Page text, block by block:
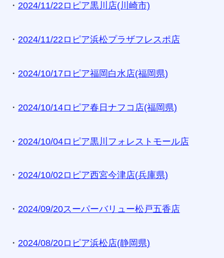
・ 2024/11/22ロピア黒川店(川崎市)
・ 2024/11/22ロピア浜松プラザフレスポ店
・ 2024/10/17ロピア福岡白水店(福岡県)
・ 2024/10/14ロピア春日ナフコ店(福岡県)
・ 2024/10/04ロピア黒川フォレストモール店
・ 2024/10/02ロピア西宮今津店(兵庫県)
・ 2024/09/20スーパーバリュー松戸五香店
・ 2024/08/20ロピア浜松店(静岡県)